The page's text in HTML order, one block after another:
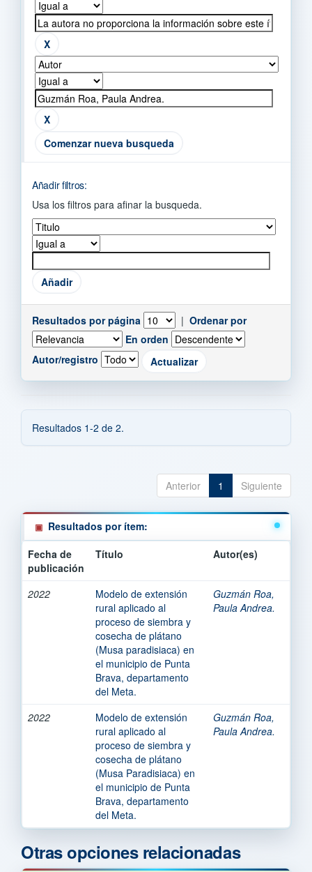
Comenzar nueva busqueda
Añadir filtros:
Usa los filtros para afinar la busqueda.
Resultados por página | Ordenar por
En orden
Autor/registro
Resultados 1-2 de 2.
Anterior 1 Siguiente
Resultados por ítem:
Fecha de
publicación
Título Autor(es)
2022
Modelo de extensión
rural aplicado al
proceso de siembra y
cosecha de plátano
(Musa paradisiaca) en
el municipio de Punta
Brava, departamento
del Meta.
Guzmán Roa,
Paula Andrea.
2022
Modelo de extensión
rural aplicado al
proceso de siembra y
cosecha de plátano
(Musa Paradisiaca) en
el municipio de Punta
Brava, departamento
del Meta.
Guzmán Roa,
Paula Andrea.
Otras opciones relacionadas